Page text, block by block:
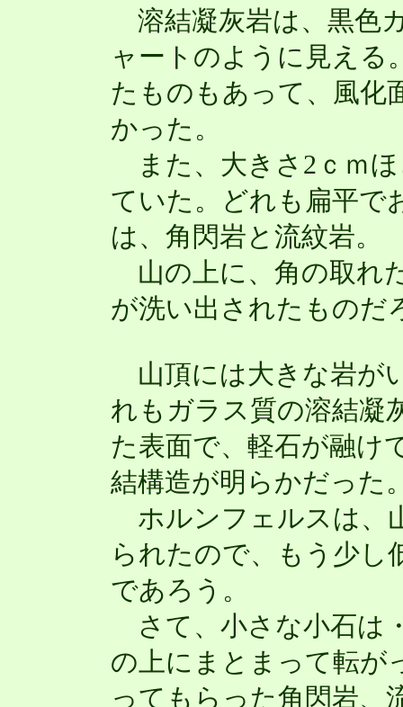
溶結凝灰岩は、黒色
ャートのように見える
たものもあって、風化
かった。
また、大きさ2ｃｍほ
ていた。どれも扁平で
は、角閃岩と流紋岩。
山の上に、角の取れ
が洗い出されたものだ
山頂には大きな岩が
れもガラス質の溶結凝
た表面で、軽石が融け
結構造が明らかだった
ホルンフェルスは、
られたので、もう少し
であろう。
さて、小さな小石は
の上にまとまって転が
ってもらった角閃岩、